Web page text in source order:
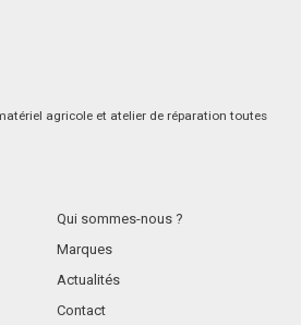
agricole et atelier de réparation toutes
Qui sommes-nous ?
Marques
Actualités
Contact